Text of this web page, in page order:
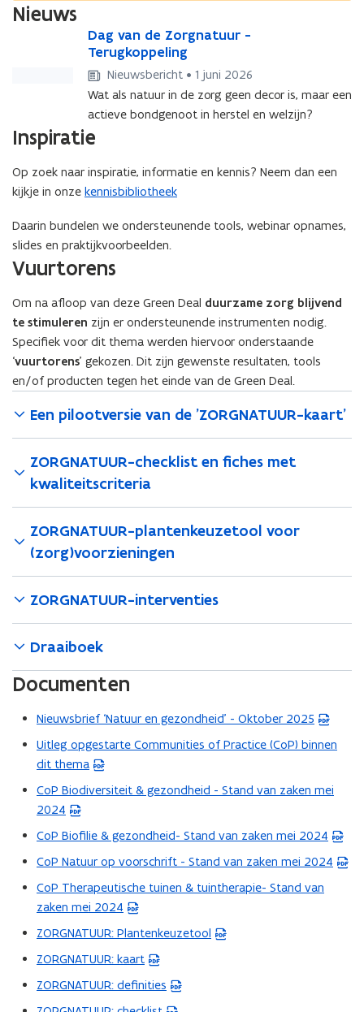
Nieuws
Z
o
g
n
t
u
r
-
T
e
r
u
k
p
e
g
Dag van de Zorgnatuur -
Terugkoppeling
D
a
g
v
a
n
d
Z
o
g
n
a
t
u
r
-
T
e
r
u
k
o
p
p
e
l
i
n
g
Nieuwsbericht • 1 juni 2026
Wat als natuur in de zorg geen decor is, maar een
actieve bondgenoot in herstel en welzijn?
Inspiratie
Op zoek naar inspiratie, informatie en kennis? Neem dan een
kijkje in onze kennisbibliotheek
Daarin bundelen we ondersteunende tools, webinar opnames,
slides en praktijkvoorbeelden.
Vuurtorens
Om na afloop van deze Green Deal duurzame zorg blijvend
te stimuleren zijn er ondersteunende instrumenten nodig.
Specifiek voor dit thema werden hiervoor onderstaande
‘vuurtorens’ gekozen. Dit zijn gewenste resultaten, tools
en/of producten tegen het einde van de Green Deal.
Een pilootversie van de ’ZORGNATUUR-kaart’
ZORGNATUUR-checklist en fiches met
kwaliteitscriteria
ZORGNATUUR-plantenkeuzetool voor
(zorg)voorzieningen
ZORGNATUUR-interventies
Draaiboek
Documenten
Nieuwsbrief ‘Natuur en gezondheid’ - Oktober 2025
(
P
D
b
e
s
t
n
d
o
p
n
Uitleg opgestarte Communities of Practice (CoP) binnen
dit thema
(
P
D
F
e
s
t
a
d
o
p
CoP Biodiversiteit & gezondheid - Stand van zaken mei
2024
(
P
D
b
e
s
t
n
d
o
CoP Biofilie & gezondheid- Stand van zaken mei 2024
(
P
F
b
e
s
a
CoP Natuur op voorschrift - Stand van zaken mei 2024
(
P
D
b
e
s
CoP Therapeutische tuinen & tuintherapie- Stand van
zaken mei 2024
(
P
D
b
e
s
ZORGNATUUR: Plantenkeuzetool
(
P
F
ZORGNATUUR: kaart
(
P
ZORGNATUUR: definities
(
P